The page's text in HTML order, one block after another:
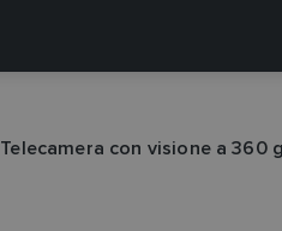
Telecamera con visione a 360